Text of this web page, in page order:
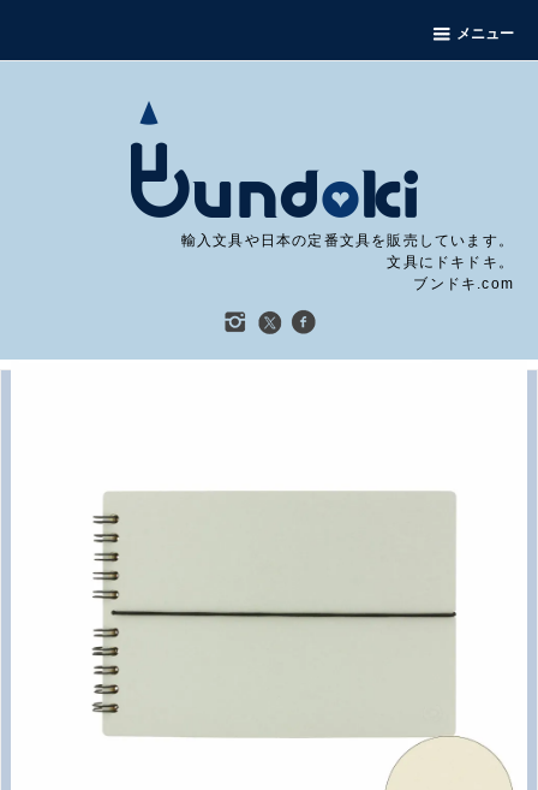
メニュー
輸入文具や日本の定番文具を販売しています。
文具にドキドキ。
ブンドキ.com